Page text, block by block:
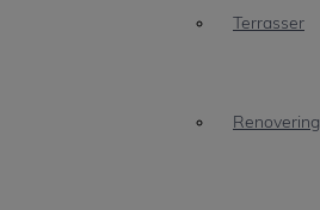
Terrasser
Renovering